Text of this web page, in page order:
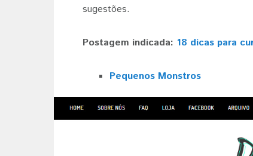
sugestões.
Postagem indicada: 18 dicas para
Pequenos Monstros